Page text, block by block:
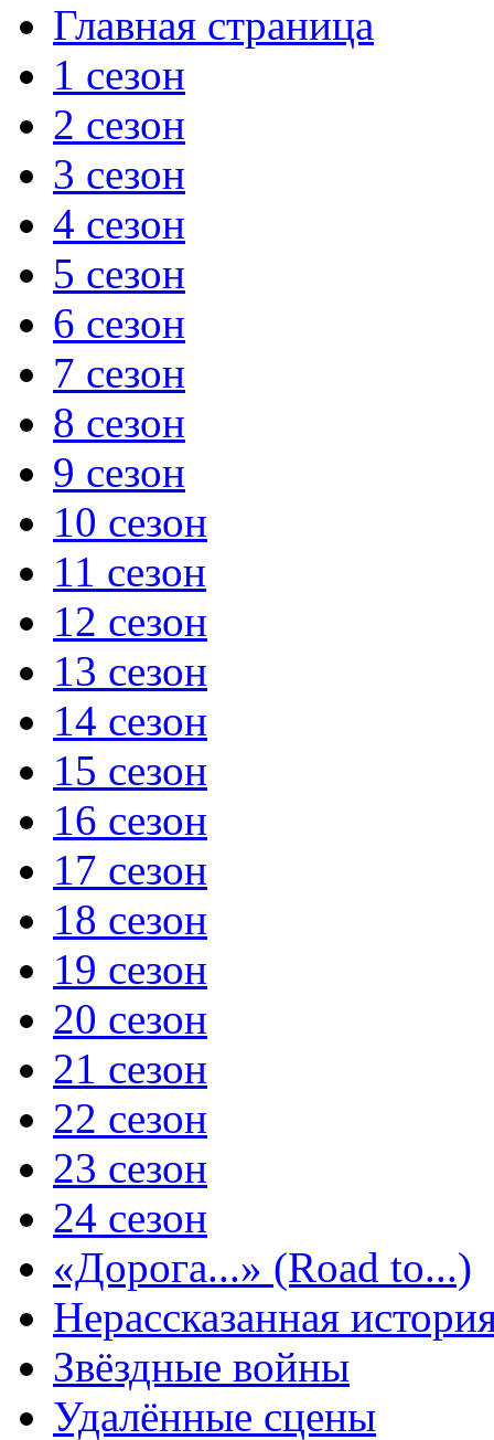
Главная страница
1 сезон
2 сезон
3 сезон
4 сезон
5 сезон
6 сезон
7 сезон
8 сезон
9 сезон
10 сезон
11 сезон
12 сезон
13 сезон
14 сезон
15 сезон
16 сезон
17 сезон
18 сезон
19 сезон
20 сезон
21 сезон
22 сезон
23 сезон
24 сезон
«Дорога...» (Road to...)
Нерассказанная
Звёздные войны
Удалённые сцены